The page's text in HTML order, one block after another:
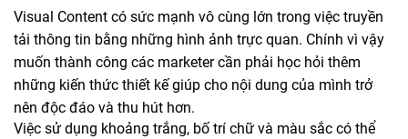
Visual Content có sức mạnh vô cùng lớn trong việc truyền
tải thông tin bằng những hình ảnh trực quan. Chính vì vậy
muốn thành công các marketer cần phải học hỏi thêm
những kiến thức thiết kế giúp cho nội dung của mình trở
nên độc đáo và thu hút hơn.
Việc sử dụng khoảng trắng, bố trí chữ và màu sắc có thể